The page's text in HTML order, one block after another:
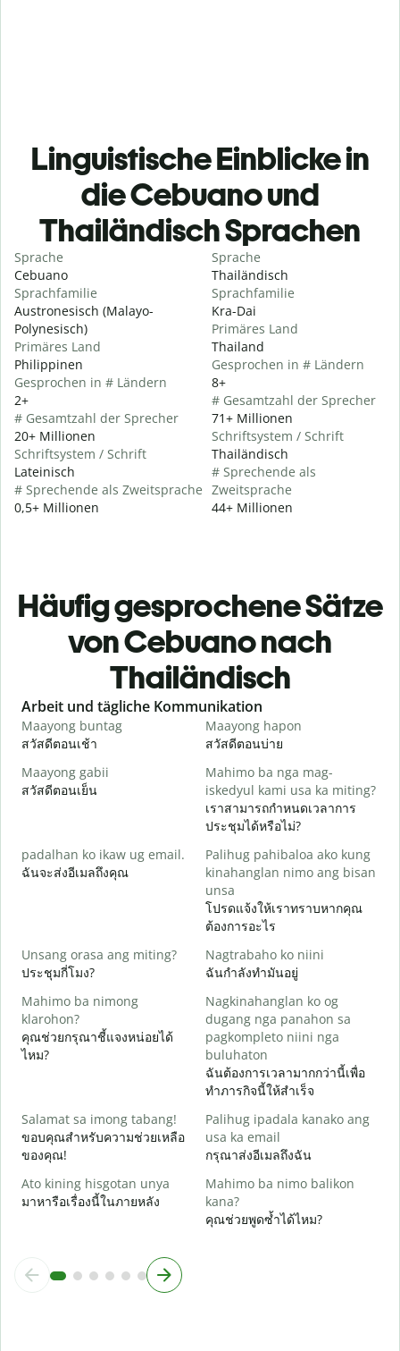
Linguistische Einblicke in
die Cebuano und
Thailändisch Sprachen
Sprache
Cebuano
Sprachfamilie
Austronesisch (Malayo-
Polynesisch)
Primäres Land
Philippinen
Gesprochen in # Ländern
2+
# Gesamtzahl der Sprecher
20+ Millionen
Schriftsystem / Schrift
Lateinisch
# Sprechende als Zweitsprache
0,5+ Millionen
Sprache
Thailändisch
Sprachfamilie
Kra-Dai
Primäres Land
Thailand
Gesprochen in # Ländern
8+
# Gesamtzahl der Sprecher
71+ Millionen
Schriftsystem / Schrift
Thailändisch
# Sprechende als
Zweitsprache
44+ Millionen
Häufig gesprochene Sätze
von Cebuano nach
Thailändisch
Slide 1 of 6
Arbeit und tägliche Kommunikation
Maayong buntag
สวัสดีตอนเช้า
Maayong hapon
สวัสดีตอนบ่าย
Maayong gabii
สวัสดีตอนเย็น
Mahimo ba nga mag-
iskedyul kami usa ka miting?
เราสามารถกำหนดเวลาการ
ประชุมได้หรือไม่?
padalhan ko ikaw ug email.
ฉันจะส่งอีเมลถึงคุณ
Palihug pahibaloa ako kung
kinahanglan nimo ang bisan
unsa
โปรดแจ้งให้เราทราบหากคุณ
ต้องการอะไร
Unsang orasa ang miting?
ประชุมกี่โมง?
Nagtrabaho ko niini
ฉันกำลังทำมันอยู่
Mahimo ba nimong
klarohon?
คุณช่วยกรุณาชี้แจงหน่อยได้
ไหม?
Nagkinahanglan ko og
dugang nga panahon sa
pagkompleto niini nga
buluhaton
ฉันต้องการเวลามากกว่านี้เพื่อ
ทำภารกิจนี้ให้สำเร็จ
Salamat sa imong tabang!
ขอบคุณสำหรับความช่วยเหลือ
ของคุณ!
Palihug ipadala kanako ang
usa ka email
กรุณาส่งอีเมลถึงฉัน
Ato kining hisgotan unya
มาหารือเรื่องนี้ในภายหลัง
Mahimo ba nimo balikon
kana?
คุณช่วยพูดซ้ำได้ไหม?